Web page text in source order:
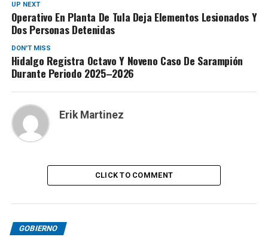
UP NEXT
Operativo En Planta De Tula Deja Elementos Lesionados Y
Dos Personas Detenidas
DON'T MISS
Hidalgo Registra Octavo Y Noveno Caso De Sarampión
Durante Periodo 2025–2026
Erik Martinez
CLICK TO COMMENT
GOBIERNO